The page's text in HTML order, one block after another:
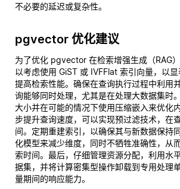
不必要的延迟或复杂性。
pgvector 优化建议
为了优化 pgvector 在检索增强生成（RAG
以考虑使用 GiST 或 IVFFlat 索引向量，以
提高检索性能。确保在查询执行过程中利用
询能够同时处理，尤其是在处理大数据集时
大小并在可能的情况下使用压缩嵌入来优化
步提升查询速度，可以实现预过滤技术，在
间。定期重建索引，以确保其与新数据保持
化模型来减少维度，同时不牺牲准确性，从
索时间。最后，仔细管理资源分配，利用水
据集，并将计算密集型操作卸载到专用处理
量期间的响应能力。